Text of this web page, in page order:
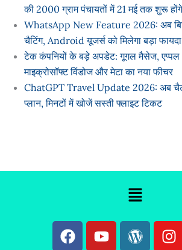
की 2000 ग्राम पंचायतों में 21 मई तक शुरू
WhatsApp New Feature 2026: अब
चैटिंग, Android यूजर्स को मिलेगा बड़ा फायदा
टेक कंपनियों के बड़े अपडेट: गूगल मैसेज,
माइक्रोसॉफ्ट विंडोज और मेटा का नया फीचर
ChatGPT Travel Update 2026: अब
प्लान, मिनटों में खोजें सस्ती फ्लाइट टिकट
Menu
F
a
Y
o
W
o
I
n